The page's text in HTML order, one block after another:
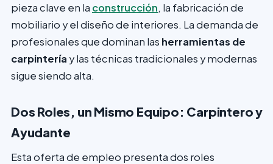
pieza clave en la construcción, la fabricación de
mobiliario y el diseño de interiores. La demanda de
profesionales que dominan las herramientas de
carpintería y las técnicas tradicionales y modernas
sigue siendo alta.
Dos Roles, un Mismo Equipo: Carpintero y
Ayudante
Esta oferta de empleo presenta dos roles